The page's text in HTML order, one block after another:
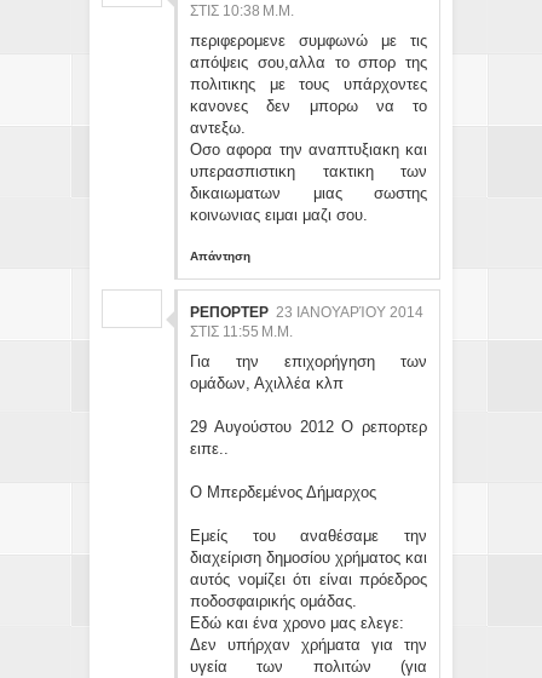
ΣΤΙΣ 10:38 Μ.Μ.
περιφερομενε συμφωνώ με τις
απόψεις σου,αλλα το σπορ της
πολιτικης με τους υπάρχοντες
κανονες δεν μπορω να το
αντεξω.
Οσο αφορα την αναπτυξιακη και
υπερασπιστικη τακτικη των
δικαιωματων μιας σωστης
κοινωνιας ειμαι μαζι σου.
Απάντηση
ΡΕΠΟΡΤΕΡ 23 ΙΑΝΟΥΑΡΊΟΥ 2014
ΣΤΙΣ 11:55 Μ.Μ.
Για την επιχορήγηση των
ομάδων, Αχιλλέα κλπ
29 Αυγούστου 2012 Ο ρεπορτερ
ειπε..
Ο Μπερδεμένος Δήμαρχος
Εμείς του αναθέσαμε την
διαχείριση δημοσίου χρήματος και
αυτός νομίζει ότι είναι πρόεδρος
ποδοσφαιρικής ομάδας.
Εδώ και ένα χρονο μας ελεγε:
Δεν υπήρχαν χρήματα για την
υγεία των πολιτών (για